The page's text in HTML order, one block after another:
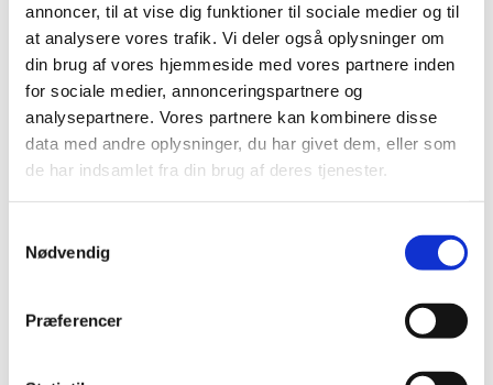
annoncer, til at vise dig funktioner til sociale medier og til
at analysere vores trafik. Vi deler også oplysninger om
din brug af vores hjemmeside med vores partnere inden
for sociale medier, annonceringspartnere og
analysepartnere. Vores partnere kan kombinere disse
data med andre oplysninger, du har givet dem, eller som
de har indsamlet fra din brug af deres tjenester.
Nødvendig
Præferencer
Kvalitetskontrol fra A til Z
Persano Group har eget veludstyret
analyselaboratorium. Heri foretager vores
dygtige laboranter kemiske, fysiske og
mikrobiologiske analyser. Hver eneste sending
brug. Dette for at sikre, at varerne altid lever
fremstillingsprocessen udtages løbende prøver
til kvalitetskontrol, og der måles på relevante
parametre f.eks. vægt, vandaktivitet, pH,